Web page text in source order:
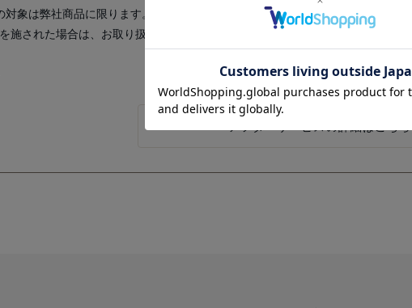
象は弊社商品に限ります。
施された場合は、お取り扱い出来かねます。
アフターサービスの詳細はこちら